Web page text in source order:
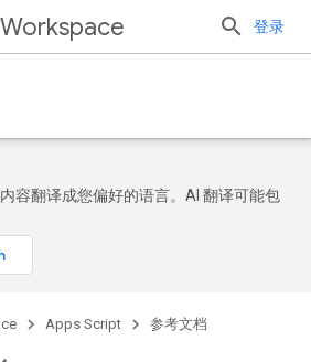
Workspace 登录
容翻译成您偏好的语言。AI 翻译可能包
Apps Script 参考文档